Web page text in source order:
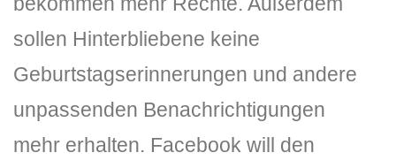
DLH Stick Bedienungsanleitung
sollen Hinterbliebene keine
Geburtstagserinnerungen und andere
unpassenden Benachrichtigungen
mehr erhalten. Facebook will den